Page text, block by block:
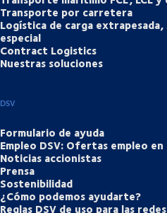
Transporte por carretera
Logística de carga
especial
Contract Logistics
Nuestras soluciones
DSV
Formulario de ayuda
Empleo DSV: Ofertas empleo
Noticias accionistas
Prensa
Sostenibilidad
¿Cómo podemos ayudarte?
Reglas DSV de uso para las